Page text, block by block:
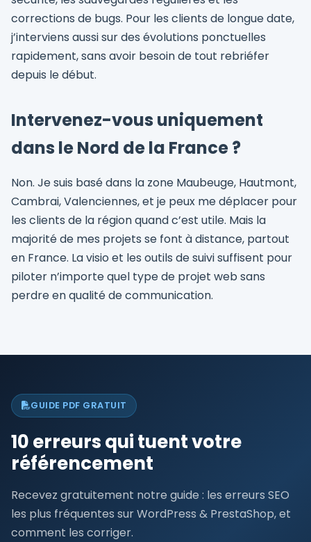
corrections de bugs. Pour les clients de longue date,
j’interviens aussi sur des évolutions ponctuelles
rapidement, sans avoir besoin de tout rebriéfer
depuis le début.
Intervenez-vous uniquement
dans le Nord de la France ?
Non. Je suis basé dans la zone Maubeuge, Hautmont,
Cambrai, Valenciennes, et je peux me déplacer pour
les clients de la région quand c’est utile. Mais la
majorité de mes projets se font à distance, partout
en France. La visio et les outils de suivi suffisent pour
piloter n’importe quel type de projet web sans
perdre en qualité de communication.
GUIDE PDF GRATUIT
10 erreurs qui tuent votre
référencement
Recevez gratuitement notre guide : les erreurs SEO
les plus fréquentes sur WordPress & PrestaShop, et
comment les corriger.